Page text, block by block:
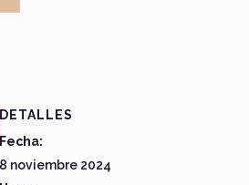
8 noviembre 2024